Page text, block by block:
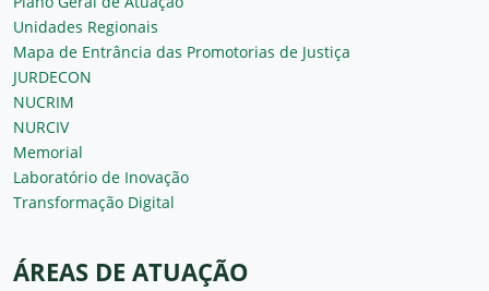
Unidades Regionais
Mapa de Entrância das Promotorias de Justiça
JURDECON
NUCRIM
NURCIV
Memorial
Laboratório de Inovação
Transformação Digital
ÁREAS DE ATUAÇÃO